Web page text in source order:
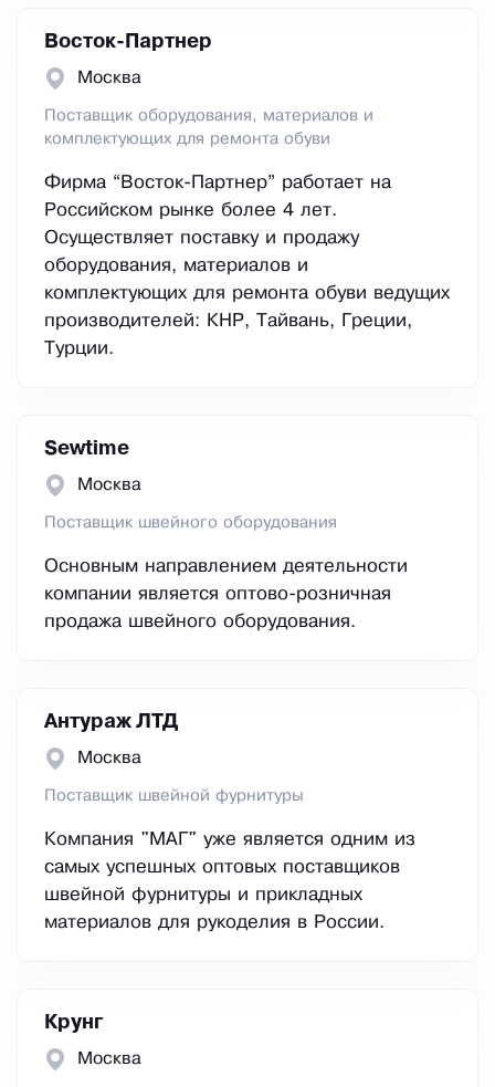
Восток-Партнер
Москва
Поставщик оборудования, материалов и
комплектующих для ремонта обуви
Фирма “Восток-Партнер” работает на
Российском рынке более 4 лет.
Осуществляет поставку и продажу
оборудования, материалов и
комплектующих для ремонта обуви ведущих
производителей: КНР, Тайвань, Греции,
Турции.
Sewtime
Москва
Поставщик швейного оборудования
Основным направлением деятельности
компании является оптово-розничная
продажа швейного оборудования.
Антураж ЛТД
Москва
Поставщик швейной фурнитуры
Компания "МАГ" уже является одним из
самых успешных оптовых поставщиков
швейной фурнитуры и прикладных
материалов для рукоделия в России.
Крунг
Москва